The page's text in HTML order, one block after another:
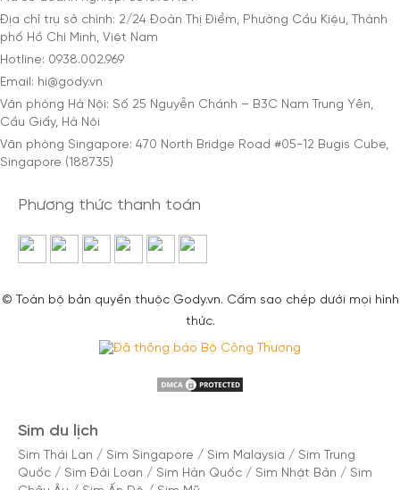
Địa chỉ trụ sở chính: 2/24 Đoàn Thị Điểm, Phường Cầu Kiệu, Thành
phố Hồ Chí Minh, Việt Nam
Hotline: 0938.002.969
Email: hi@gody.vn
Văn phòng Hà Nội: Số 25 Nguyễn Chánh – B3C Nam Trung Yên,
Cầu Giấy, Hà Nội
Văn phòng Singapore: 470 North Bridge Road #05-12 Bugis Cube,
Singapore (188735)
Phương thức thanh toán
© Toàn bộ bản quyền thuộc Gody.vn. Cấm sao chép dưới mọi hình
thức.
Sim du lịch
Sim Thái Lan / Sim Singapore / Sim Malaysia / Sim Trung
Quốc / Sim Đài Loan / Sim Hàn Quốc / Sim Nhật Bản / Sim